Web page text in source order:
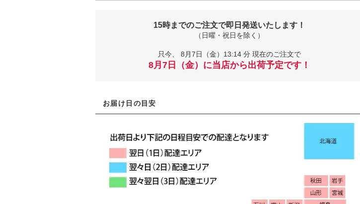
15時までのご注文で即日発送いたします！
（日曜・祝日を除く）
只今、 8月7日（金）13:14 分 現在のご注文で
8月7日（金）に当店から出荷予定です！
お届け日の目安